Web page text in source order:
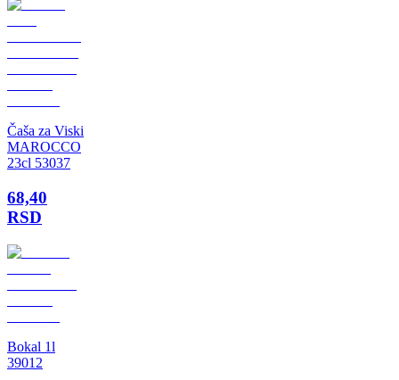
Čaša za Viski
MAROCCO
23cl 53037
68,40
RSD
Bokal 1l
39012